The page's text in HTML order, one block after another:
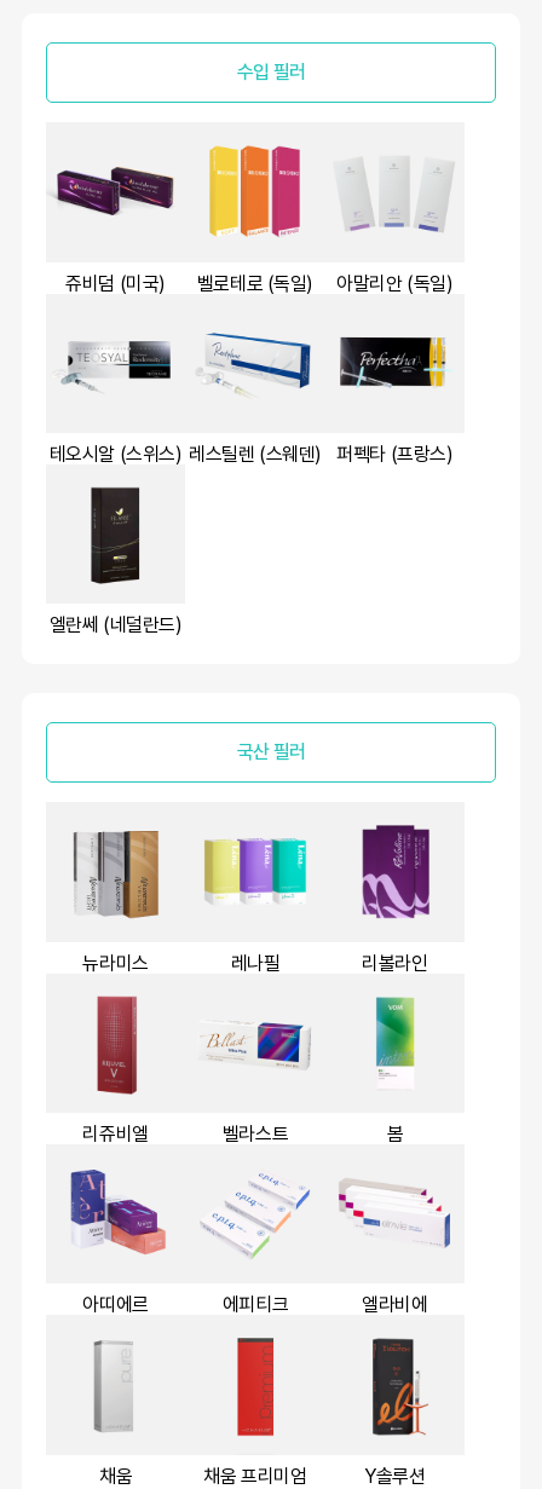
수입 필러
쥬비덤 (미국) 벨로테로 (독일) 아말리안 (독일)
테오시알 (스위스) 레스틸렌 (스웨덴) 퍼펙타 (프랑스)
엘란쎄 (네덜란드)
국산 필러
뉴라미스 레나필 리볼라인
리쥬비엘 벨라스트 봄
아띠에르 에피티크 엘라비에
채움 채움 프리미엄 Y솔루션